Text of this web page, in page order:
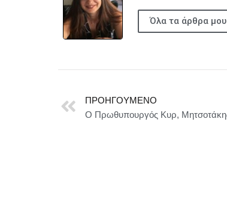
Όλα τα άρθρα μου
ΠΡΟΗΓΟΎΜΕΝΟ